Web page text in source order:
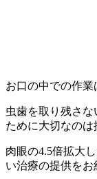
お口の中での作業
虫歯を取り残さ
ために大切なのは
肉眼の4.5倍拡大
い治療の提供をお